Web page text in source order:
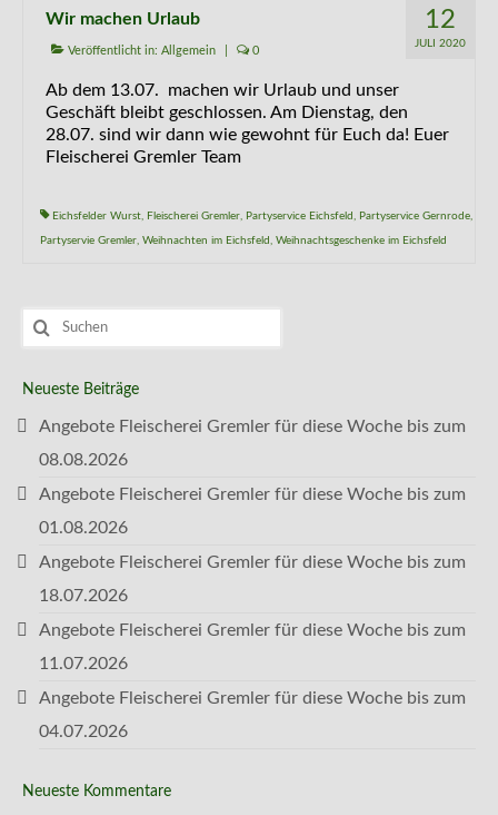
12
JULI 2020
Wir machen Urlaub
Veröffentlicht in: Allgemein 0
Ab dem 13.07. machen wir Urlaub und unser
Geschäft bleibt geschlossen. Am Dienstag, den
28.07. sind wir dann wie gewohnt für Euch da! Euer
Fleischerei Gremler Team
Eichsfelder Wurst, Fleischerei Gremler, Partyservice Eichsfeld , Partyservice Gernrode,
Partyservie Gremler, Weihnachten im Eichsfeld , Weihnachtsgeschenke im Eichsfeld
Suchen
nach:
Neueste Beiträge
Angebote Fleischerei Gremler für diese Woche bis zum
08.08.2026
Angebote Fleischerei Gremler für diese Woche bis zum
01.08.2026
Angebote Fleischerei Gremler für diese Woche bis zum
18.07.2026
Angebote Fleischerei Gremler für diese Woche bis zum
11.07.2026
Angebote Fleischerei Gremler für diese Woche bis zum
04.07.2026
Neueste Kommentare